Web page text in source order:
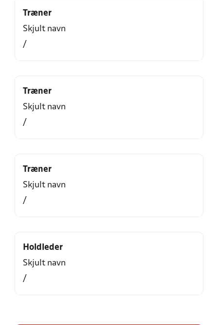
Træner
Skjult navn
/
Træner
Skjult navn
/
Træner
Skjult navn
/
Holdleder
Skjult navn
/